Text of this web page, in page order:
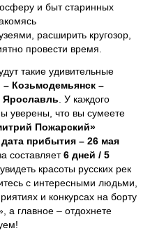
и быт старинных
расширить кругозор,
провести время.
такие удивительные
Козьмодемьянск –
Ярославль . У каждого
уверены, что вы сумеете
Пожарский»
прибытия – 26 мая
составляет6 дней / 5
красоты русских рек
с интересными людьми,
и конкурсах на борту
а главное – отдохнете